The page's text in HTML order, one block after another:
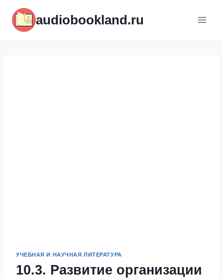
содержимому
audiobookland.ru
УЧЕБНАЯ И НАУЧНАЯ ЛИТЕРАТУРА
10.3. Развитие организации